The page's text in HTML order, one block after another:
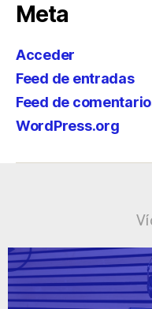
Meta
Acceder
Feed de entradas
Feed de
WordPress.org